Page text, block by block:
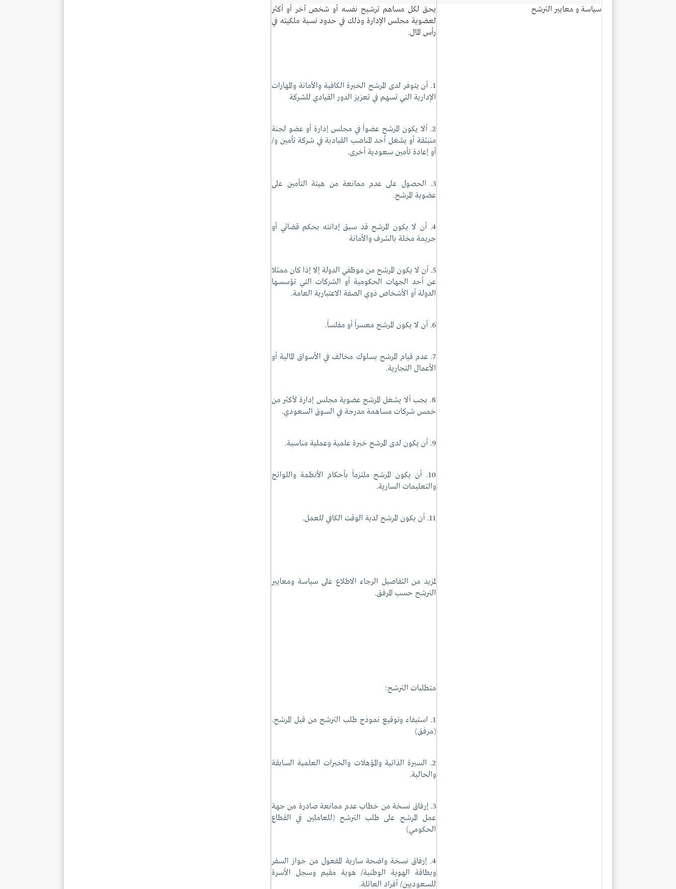
سياسة و معايير الترشح
يحق لكل مساهم ترشيح نفسه أو شخص آخر أو أكثر
لعضوية مجلس الإدارة وذلك في حدود نسبة ملكيته في
رأس المال.
1. أن يتوفر لدى المرشح الخبرة الكافية والأمانة والمهارات
الإدارية التي تسهم في تعزيز الدور القيادي للشركة
2. ألا يكون المرشح عضواً في مجلس إدارة أو عضو لجنة
منبثقة أو يشغل أحد المناصب القيادية في شركة تأمين و/
أو إعادة تأمين سعودية أخرى.
3. الحصول على عدم ممانعة من هيئة التأمين على
عضوية المرشح.
4. أن لا يكون المرشح قد سبق إدانته بحكم قضائي أو
جريمة مخلة بالشرف والأمانة
5. أن لا يكون المرشح من موظفي الدولة إلا إذا كان ممثلا
عن أحد الجهات الحكومية أو الشركات التي تؤسسها
الدولة أو الأشخاص ذوي الصفة الاعتبارية العامة.
6. أن لا يكون المرشح معسراً أو مفلساً.
7. عدم قيام المرشح بسلوك مخالف في الأسواق المالية أو
الأعمال التجارية.
8. يجب ألا يشغل المرشح عضوية مجلس إدارة لأكثر من
خمس شركات مساهمة مدرجة في السوق السعودي.
9. أن يكون لدى المرشح خبرة علمية وعملية مناسبة.
10. أن يكون المرشح ملتزماً بأحكام الأنظمة واللوائح
والتعليمات السارية.
11. أن يكون المرشح لدية الوقت الكافي للعمل.
لمزيد من التفاصيل الرجاء الاطلاع على سياسة ومعايير
الترشح حسب المرفق.
متطلبات الترشح:
1. استيفاء وتوقيع نموذج طلب الترشح من قبل المرشح.
(مرفق)
2. السيرة الذاتية والمؤهلات والخبرات العلمية السابقة
والحالية.
3. إرفاق نسخة من خطاب عدم ممانعة صادرة من جهة
عمل المرشح على طلب الترشح (للعاملين في القطاع
الحكومي)
4. إرفاق نسخة واضحة سارية المفعول من جواز السفر
وبطاقة الهوية الوطنية/ هوية مقيم وسجل الأسرة
للسعوديين/ أفراد العائلة.